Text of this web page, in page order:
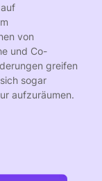
von
und Co-
greifen
sogar
aufzuräumen.